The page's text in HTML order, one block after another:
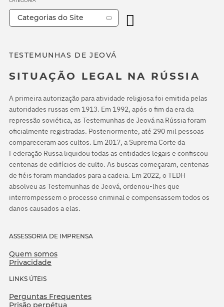
TESTEMUNHAS DE JEOVÁ
SITUAÇÃO LEGAL NA RÚSSIA
A primeira autorização para atividade religiosa foi emitida pelas
autoridades russas em 1913. Em 1992, após o fim da era da
repressão soviética, as Testemunhas de Jeová na Rússia foram
oficialmente registradas. Posteriormente, até 290 mil pessoas
compareceram aos cultos. Em 2017, a Suprema Corte da
Federação Russa liquidou todas as entidades legais e confiscou
centenas de edifícios de culto. As buscas começaram, centenas
de fiéis foram mandados para a cadeia. Em 2022, o TEDH
absolveu as Testemunhas de Jeová, ordenou-lhes que
interrompessem o processo criminal e compensassem todos os
danos causados a elas.
ASSESSORIA DE IMPRENSA
Quem somos
Privacidade
LINKS ÚTEIS
Perguntas Frequentes
Prisão perpétua
Categorias do Site